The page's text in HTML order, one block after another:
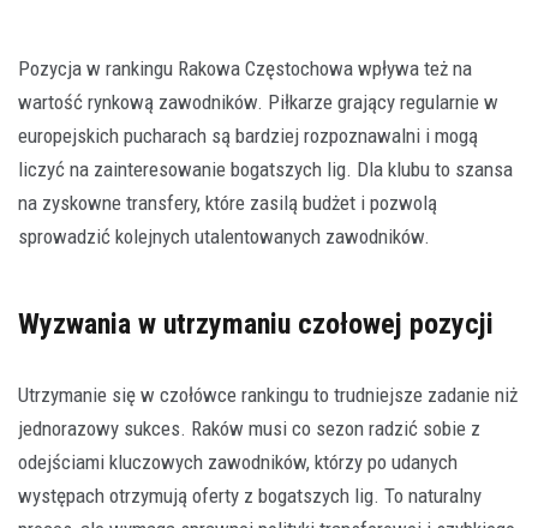
Pozycja w rankingu Rakowa Częstochowa wpływa też na
wartość rynkową zawodników. Piłkarze grający regularnie w
europejskich pucharach są bardziej rozpoznawalni i mogą
liczyć na zainteresowanie bogatszych lig. Dla klubu to szansa
na zyskowne transfery, które zasilą budżet i pozwolą
sprowadzić kolejnych utalentowanych zawodników.
Wyzwania w utrzymaniu czołowej pozycji
Utrzymanie się w czołówce rankingu to trudniejsze zadanie niż
jednorazowy sukces. Raków musi co sezon radzić sobie z
odejściami kluczowych zawodników, którzy po udanych
występach otrzymują oferty z bogatszych lig. To naturalny